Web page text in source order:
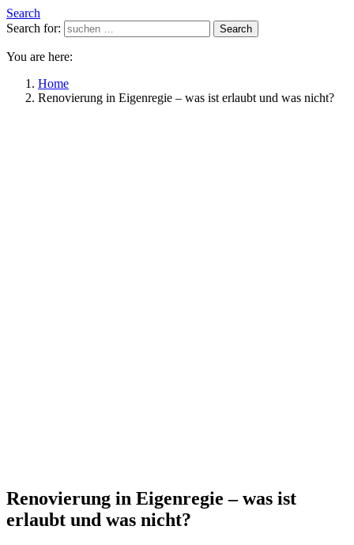
Search
Search for:
Search
You are here:
Home
Renovierung in Eigenregie – was ist erlaubt und was nicht?
Renovierung in Eigenregie – was ist
erlaubt und was nicht?